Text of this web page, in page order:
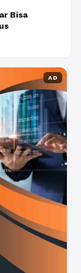
Bisa
AD